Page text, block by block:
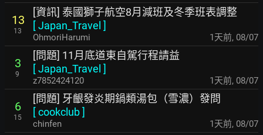
13
13
[資訊] 泰國獅子航空8月減班及冬季班表調整
[Japan_Travel ]
OhmoriHarumi 1天前, 08/07
3
9
[問題] 11月底道東自駕行程請益
[Japan_Travel ]
z7852424120 1天前, 08/07
6
15
[問題] 牙齦發炎期鍋類湯包（雪濃）發問
[cookclub]
chinfen 1天前, 08/07